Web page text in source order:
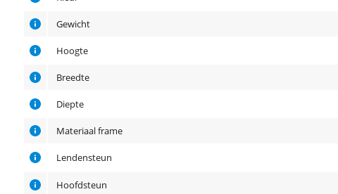
Gewicht
Hoogte
Breedte
Diepte
Materiaal frame
Lendensteun
Hoofdsteun